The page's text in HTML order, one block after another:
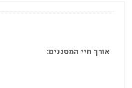
אורך חיי המסננים: